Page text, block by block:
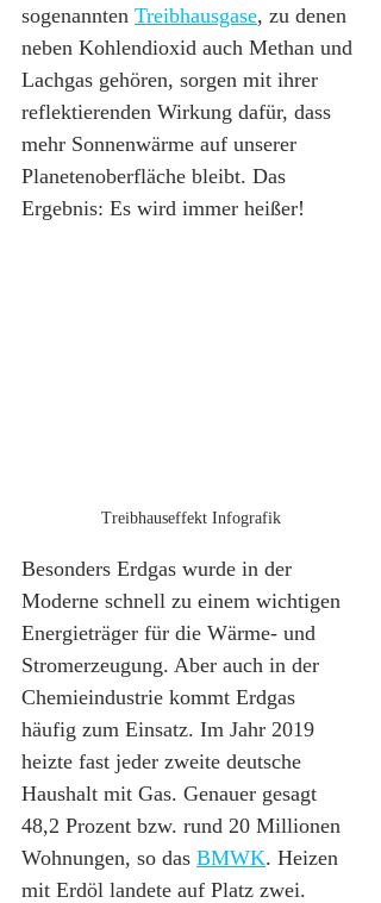
sogenannten Treibhausgase, zu denen
neben Kohlendioxid auch Methan und
Lachgas gehören, sorgen mit ihrer
reflektierenden Wirkung dafür, dass
mehr Sonnenwärme auf unserer
Planetenoberfläche bleibt. Das
Ergebnis: Es wird immer heißer!
Treibhauseffekt Infografik
Besonders Erdgas wurde in der
Moderne schnell zu einem wichtigen
Energieträger für die Wärme- und
Stromerzeugung. Aber auch in der
Chemieindustrie kommt Erdgas
häufig zum Einsatz. Im Jahr 2019
heizte fast jeder zweite deutsche
Haushalt mit Gas. Genauer gesagt
48,2 Prozent bzw. rund 20 Millionen
Wohnungen, so das BMWK. Heizen
mit Erdöl landete auf Platz zwei.